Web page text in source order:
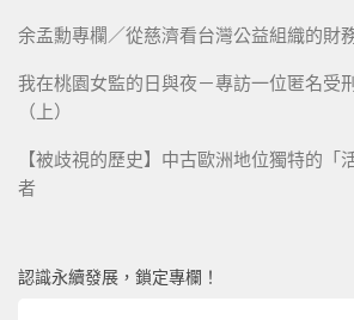
余孟勳專欄／從慈濟看台灣公益組織的財
我在桃園女監的日與夜－專訪一位匿名受
（上）
【被歧視的歷史】中古歐洲地位獨特的
者
認識永續發展，鎖定專欄！